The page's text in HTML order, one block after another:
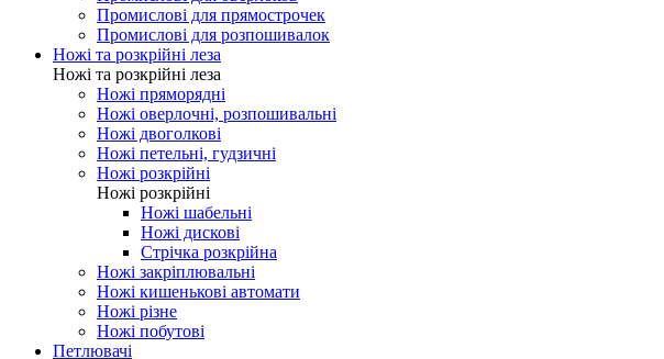
Промислові для прямострочек
Промислові для розпошивалок
Ножі та розкрійні леза
Ножі та розкрійні леза
Ножі пряморядні
Ножі оверлочні, розпошивальні
Ножі двоголкові
Ножі петельні, гудзичні
Ножі розкрійні
Ножі розкрійні
Ножі шабельні
Ножі дискові
Стрічка розкрійна
Ножі закріплювальні
Ножі кишенькові автомати
Ножі різне
Ножі побутові
Петлювачі